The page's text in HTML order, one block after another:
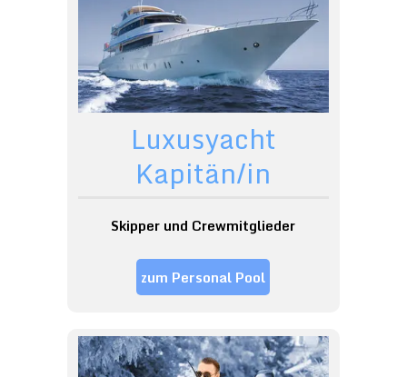
Luxusyacht
Kapitän/in
Skipper und Crewmitglieder
zum Personal Pool